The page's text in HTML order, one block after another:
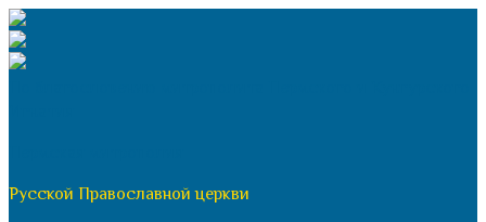
Перейти
к
содержимому
Русской Православной церкви